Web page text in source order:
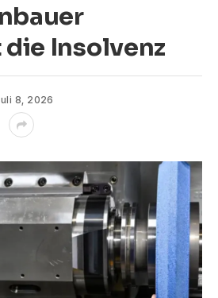
Insolvenz
8, 2026